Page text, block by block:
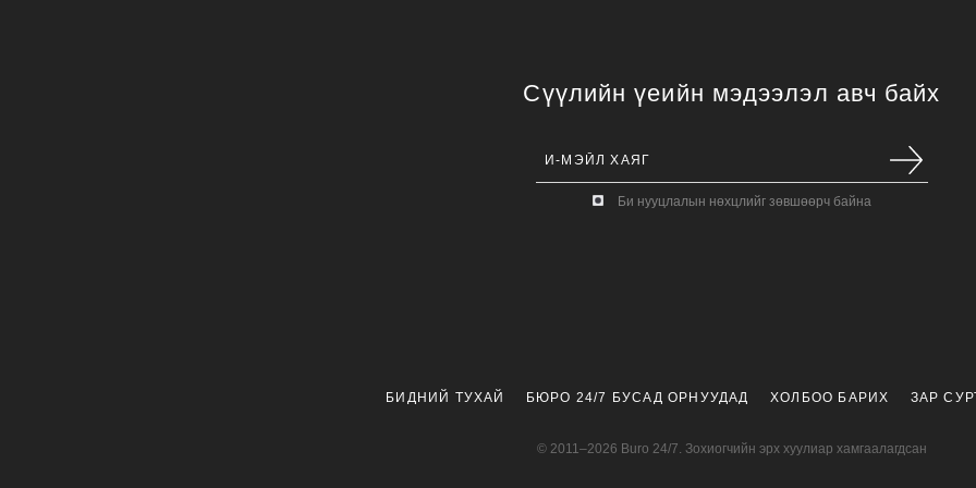
Сүүлийн үеийн мэдээлэл авч байх
Би нууцлалын нөхцлийг зөвшөөрч байна
БИДНИЙ ТУХАЙ БЮРО 24/7 БУСАД ОРНУУДАД ХОЛБОО БАРИХ ЗАР
© 2011–2026 Buro 24/7. Зохиогчийн эрх хуулиар хамгаалагдсан